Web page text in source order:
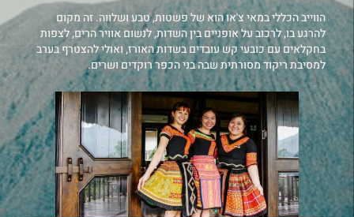
הווייב הכללי במאי צ'או הוא של פשטות, טבע ושלווה. זה מקום
להרגע בו, לרכוב על אופניים בין השדות, לנשום אוויר הרים, לצפות
בחקלאים עם כובעי קש עובדים בשדות האורז, ואולי להצטרף בערב
למסיבת ריקוד מסורתית שבה בני הכפר רוקדים ושרים.